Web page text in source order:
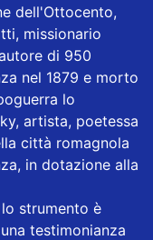
dell'Ottocento,
missionario
di 950
nel 1879 e morto
lo
artista, poetessa
città romagnola
in dotazione alla
strumento è
testimonianza